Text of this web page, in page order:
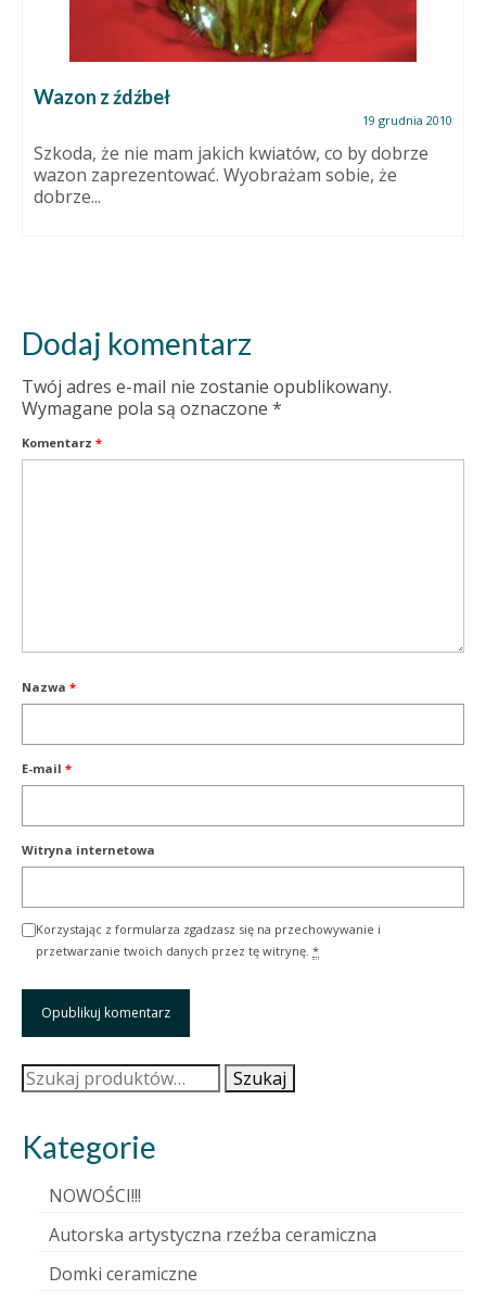
Wazon z źdźbeł
19 grudnia 2010
Szkoda, że nie mam jakich kwiatów, co by dobrze
wazon zaprezentować. Wyobrażam sobie, że
dobrze...
Dodaj komentarz
Twój adres e-mail nie zostanie opublikowany.
Wymagane pola są oznaczone *
Komentarz *
Nazwa *
E-mail *
Witryna internetowa
Korzystając z formularza zgadzasz się na przechowywanie i
przetwarzanie twoich danych przez tę witrynę. *
Szukaj: Szukaj
Kategorie
NOWOŚCI!!!
Autorska artystyczna rzeźba ceramiczna
Domki ceramiczne